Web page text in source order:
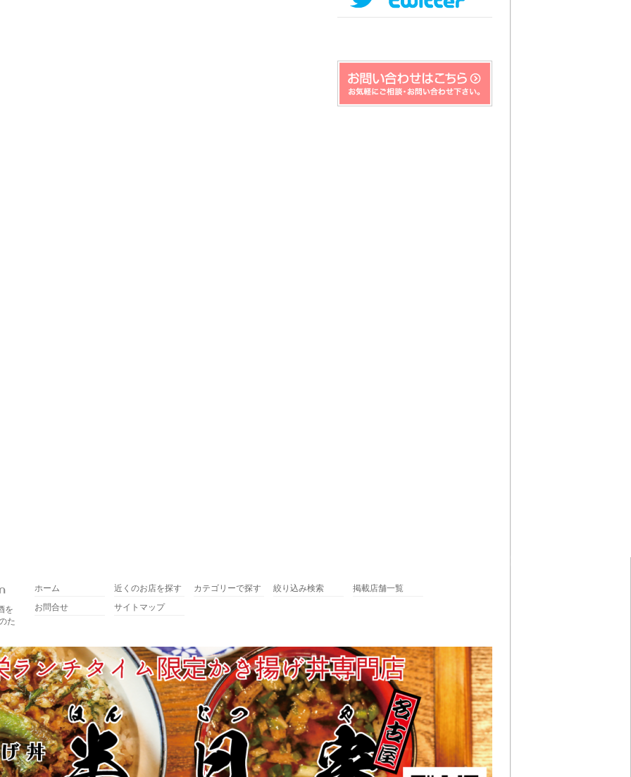
を
た
ホーム 近くのお店を探す カテゴリーで探す 絞り込み検索
掲載店舗一覧
お問合せ
サイトマップ